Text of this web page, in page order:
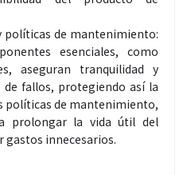
políticas de mantenimiento:
esenciales, como
aseguran tranquilidad y
fallos, protegiendo así la
políticas de mantenimiento,
prolongar la vida útil del
innecesarios.